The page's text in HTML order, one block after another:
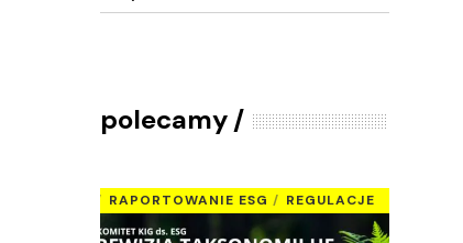
polecamy
RAPORTOWANIE ESG REGULACJE